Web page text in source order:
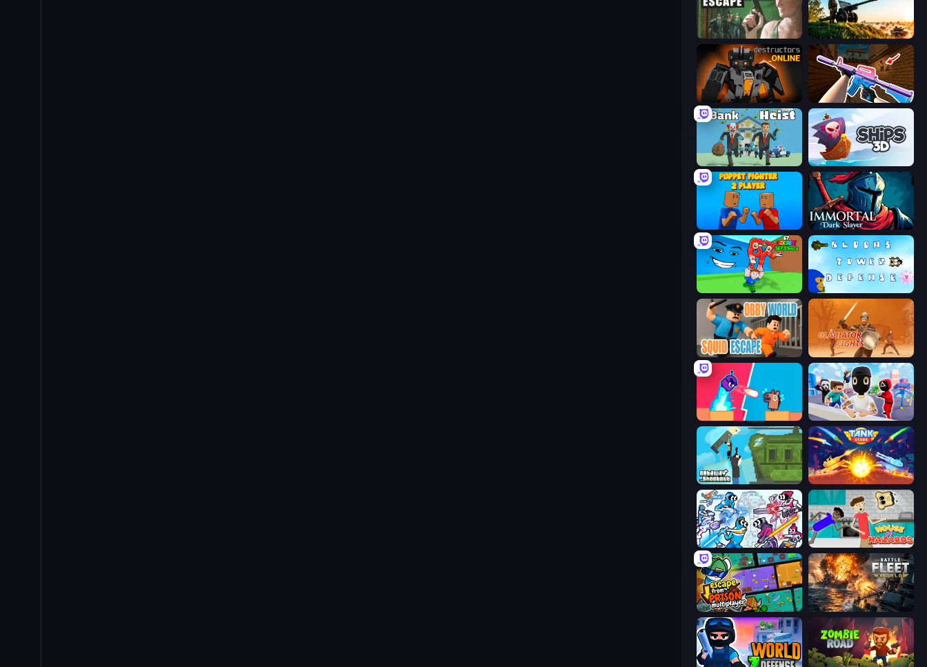
Prison Escape Artillery Vs Tanks
Destructors Online KS Z
Bank Heist Ships 3D
Puppet Fighter 2 Player Immortal: Dark Slayer
Gladiator Fights
Boom Slingers ReBoom
Getaway Shootout Tank Stars
Space Wars Battleground House of Hazards
Escape From Prison Multiplayer Battle Fleet World